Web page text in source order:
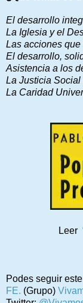
El desarrollo
La Iglesia y el
Las acciones
El desarrollo,
Asistencia a los
La Justicia
La Caridad
Leer
Podes seguir
FE. (Grupo)